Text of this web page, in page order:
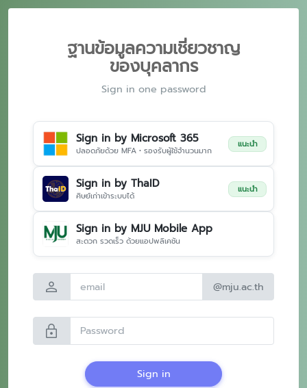
ฐานข้อมูลความเชี่ยวชาญ
ของบุคลากร
Sign in one password
Sign in by Microsoft 365
ปลอดภัยด้วย MFA • รองรับผู้ใช้จำนวนมาก
แนะนำ
Sign in by ThaID
ศิษย์เก่าเข้าระบบได้
แนะนำ
Sign in by MJU Mobile App
สะดวก รวดเร็ว ด้วยแอปพลิเคชัน
person @mju.ac.th
lock
Sign in